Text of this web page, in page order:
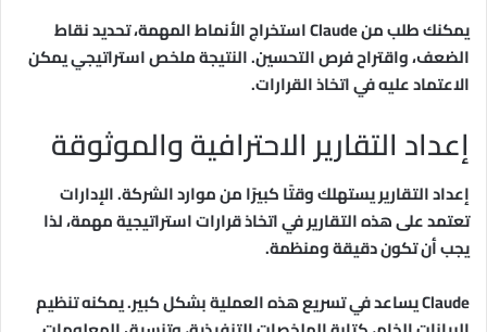
يمكنك طلب من Claude استخراج الأنماط المهمة، تحديد نقاط
الضعف، واقتراح فرص التحسين. النتيجة ملخص استراتيجي يمكن
الاعتماد عليه في اتخاذ القرارات.
إعداد التقارير الاحترافية والموثوقة
إعداد التقارير يستهلك وقتًا كبيرًا من موارد الشركة. الإدارات
تعتمد على هذه التقارير في اتخاذ قرارات استراتيجية مهمة، لذا
يجب أن تكون دقيقة ومنظمة.
Claude يساعد في تسريع هذه العملية بشكل كبير. يمكنه تنظيم